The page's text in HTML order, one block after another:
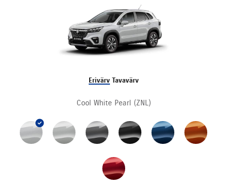
Erivärv Tavavärv
Cool White Pearl (ZNL)